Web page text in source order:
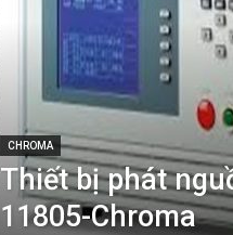
CHROMA
Thiết bị phát
11805-Chroma